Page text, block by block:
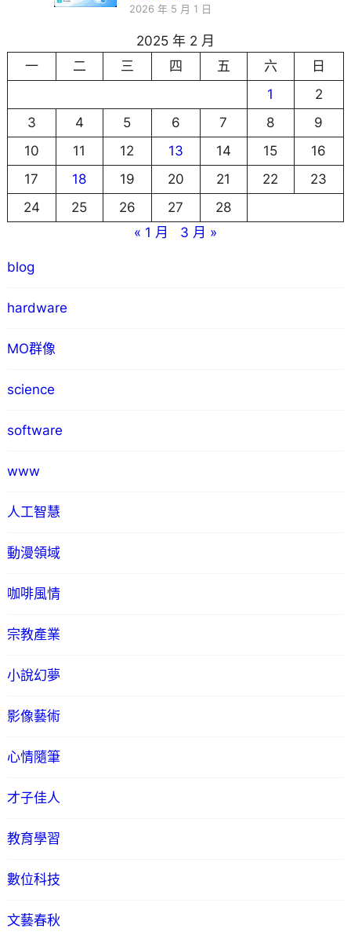
2026 年 5 月 1 日
2025 年 2 月
一
二 三 四 五 六
日
1
2
3
4 5 6 7 8
9
10
11 12 13 14 15
16
17
18 19 20 21 22
23
24
25 26 27
28
« 1 月
3 月 »
blog
hardware
MO群像
science
software
www
人工智慧
動漫領域
咖啡風情
宗教產業
小說幻夢
影像藝術
心情隨筆
才子佳人
教育學習
數位科技
文藝春秋